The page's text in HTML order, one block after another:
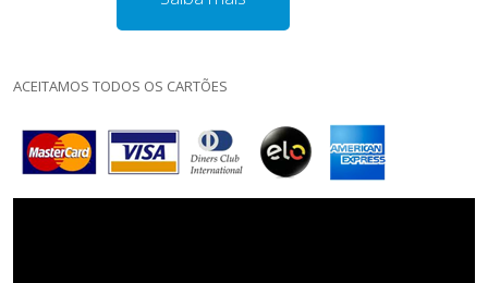
ACEITAMOS TODOS OS CARTÕES